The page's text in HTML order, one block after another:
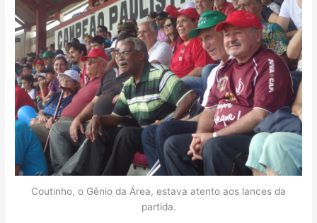
Coutinho, o Gênio da Área, estava atento aos lances da
partida.